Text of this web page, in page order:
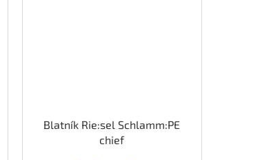
Blatník Rie:sel Schlamm:PE
chief